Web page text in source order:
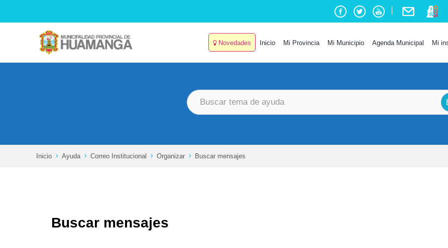
Novedades Inicio Mi Provincia Mi Municipio Agenda Municipal Mi
Correo Institucional
Inicio Ayuda Correo Institucional Organizar Buscar mensajes
Buscar mensajes